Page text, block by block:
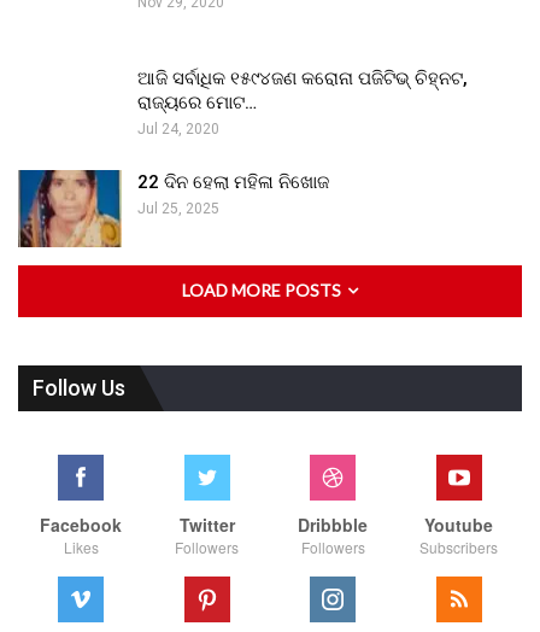
ଆଜି ସର୍ବାଧିକ ୧୫୯୪ଜଣ କରୋନା ପଜିଟିଭ୍ ଚିହ୍ନଟ,
ରାଜ୍ୟରେ ମୋଟ…
Jul 24, 2020
22 ଦିନ ହେଲା ମହିଳା ନିଖୋଜ
Jul 25, 2025
LOAD MORE POSTS
Follow Us
Facebook
Likes
Twitter
Followers
Dribbble
Followers
Youtube
Subscribers